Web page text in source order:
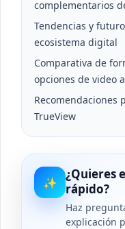
complementarios
Tendencias y
ecosistema digital
Comparativa de
opciones de video
Recomendaciones
TrueView
✨
¿Quieres
rápido?
Haz
explicación